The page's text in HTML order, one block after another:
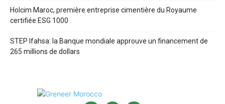
Holcim Maroc, première entreprise cimentière du Royaume
certifiée ESG 1000
STEP Ifahsa: la Banque mondiale approuve un financement de
265 millions de dollars